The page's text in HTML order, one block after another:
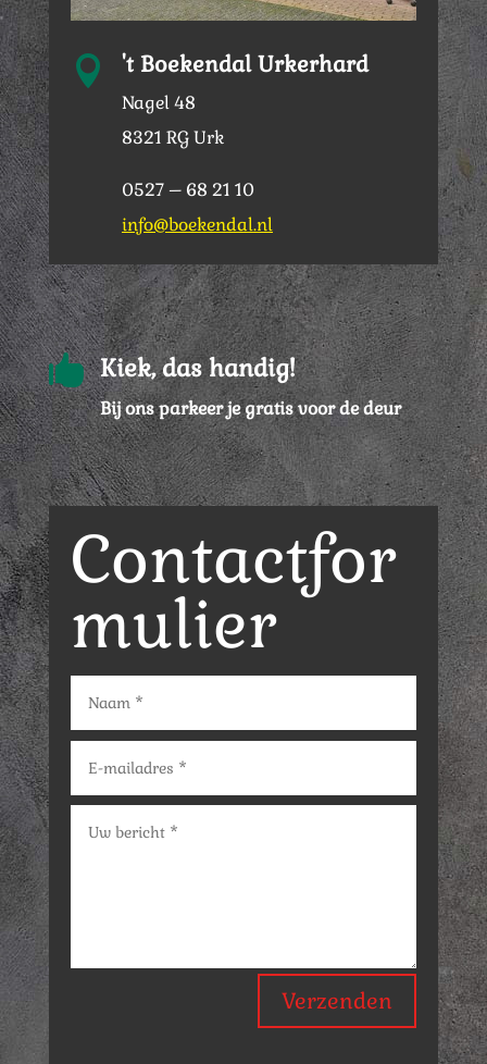
 't Boekendal Urkerhard
Nagel 48
8321 RG Urk
0527 – 68 21 10
info@boekendal.nl
 Kiek, das handig!
Bij ons parkeer je gratis voor de deur
Contactfor
mulier
Verzenden